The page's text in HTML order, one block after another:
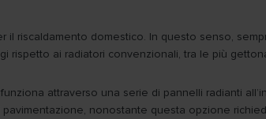
riscaldamento domestico. In questo senso,
rispetto ai radiatori convenzionali, tra le più
attraverso una serie di pannelli radianti
nonostante questa opzione